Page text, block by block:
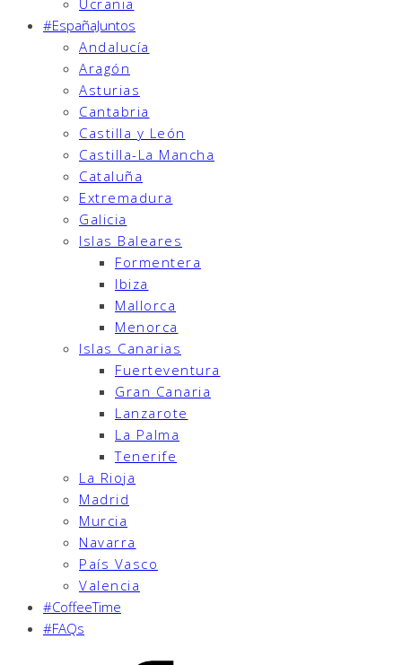
Ucrania
#EspañaJuntos
Andalucía
Aragón
Asturias
Cantabria
Castilla y León
Castilla-La Mancha
Cataluña
Extremadura
Galicia
Islas Baleares
Formentera
Ibiza
Mallorca
Menorca
Islas Canarias
Fuerteventura
Gran Canaria
Lanzarote
La Palma
Tenerife
La Rioja
Madrid
Murcia
Navarra
País Vasco
Valencia
#CoffeeTime
#FAQs